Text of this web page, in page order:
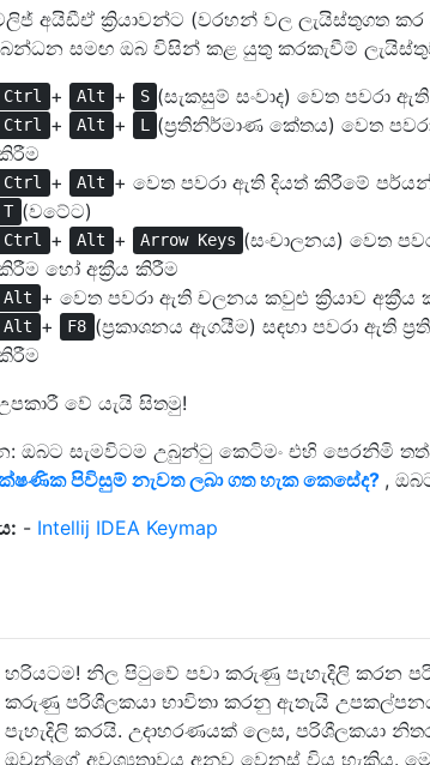
අයිඩීඒ ක්‍රියාවන්ට (වරහන් වල ලැයිස්තුගත
සමඟ ඔබ විසින් කළ යුතු කරකැවීම්
Ctrl + Alt + S (සැකසුම් සංවාද) වෙත පවරා
Ctrl + Alt + L (ප්‍රතිනිර්මාණ කේතය) වෙත
Ctrl + Alt + වෙත පවරා ඇති දියත් කිරීමේ
T (වටේට)
Ctrl + Alt + Arrow Keys (සංචාලනය) වෙත
හෝ අක්‍රීය කිරීම
Alt + වෙත පවරා ඇති චලනය කවුළු ක්‍රියාව
Alt + F8 (ප්‍රකාශනය ඇගයීම) සඳහා පවරා ඇති
වේ යැයි සිතමු!
ඔබට සැමවිටම උබුන්ටු කෙටිමං එහි පෙරනිමි
පිවිසුම් නැවත ලබා ගත හැක කෙසේද? ,
- Intellij IDEA Keymap
හරියටම! නිල පිටුවේ පවා කරුණු පැහැදිලි කරන
කරුණු පරිශීලකයා භාවිතා කරනු ඇතැයි
පැහැදිලි කරයි. උදාහරණයක් ලෙස, පරිශීලකයා
ඔවුන්ගේ අවශ්‍යතාවය අනුව වෙනස් විය හැකිය.